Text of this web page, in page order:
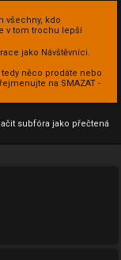
všechny, kdo
v tom trochu lepší
jako Návštěvníci.
něco prodáte nebo
na SMAZAT -
subfóra jako přečtená